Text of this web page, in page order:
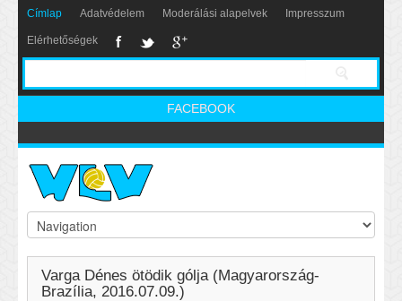
Címlap Adatvédelem Moderálási alapelvek Impresszum
Elérhetőségek
FACEBOOK
Varga Dénes ötödik gólja (Magyarország-
Brazília, 2016.07.09.)